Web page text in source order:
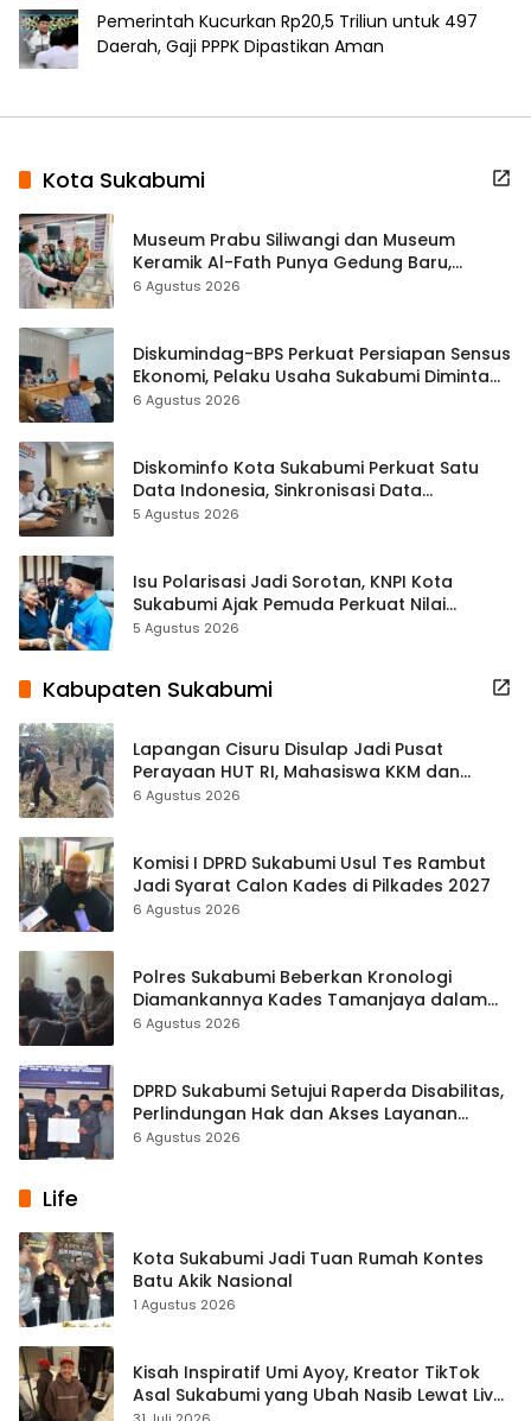
Pemerintah Kucurkan Rp20,5 Triliun untuk 497
Daerah, Gaji PPPK Dipastikan Aman
Kota Sukabumi
Museum Prabu Siliwangi dan Museum
Keramik Al-Fath Punya Gedung Baru,
Hampir 500 Koleksi Dipisahkan
6 Agustus 2026
Diskumindag-BPS Perkuat Persiapan Sensus
Ekonomi, Pelaku Usaha Sukabumi Diminta
Terbuka Beri Data
6 Agustus 2026
Diskominfo Kota Sukabumi Perkuat Satu
Data Indonesia, Sinkronisasi Data
Kewilayahan Dikebut
5 Agustus 2026
Isu Polarisasi Jadi Sorotan, KNPI Kota
Sukabumi Ajak Pemuda Perkuat Nilai
Kebangsaan
5 Agustus 2026
Kabupaten Sukabumi
Lapangan Cisuru Disulap Jadi Pusat
Perayaan HUT RI, Mahasiswa KKM dan
Warga Satukan Tenaga
6 Agustus 2026
Komisi I DPRD Sukabumi Usul Tes Rambut
Jadi Syarat Calon Kades di Pilkades 2027
6 Agustus 2026
Polres Sukabumi Beberkan Kronologi
Diamankannya Kades Tamanjaya dalam
Kasus Sabu
6 Agustus 2026
DPRD Sukabumi Setujui Raperda Disabilitas,
Perlindungan Hak dan Akses Layanan
Diperkuat
6 Agustus 2026
Life
Kota Sukabumi Jadi Tuan Rumah Kontes
Batu Akik Nasional
1 Agustus 2026
Kisah Inspiratif Umi Ayoy, Kreator TikTok
Asal Sukabumi yang Ubah Nasib Lewat Live